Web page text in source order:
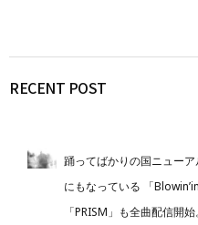
RECENT POST
踊ってばかりの国ニュー
にもなっている 「
「PRISM」も全曲配信開始。